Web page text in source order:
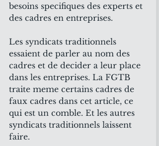
besoins specifiques des experts et
des cadres en entreprises.
Les syndicats traditionnels
essaient de parler au nom des
cadres et de decider a leur place
dans les entreprises. La FGTB
traite meme certains cadres de
faux cadres dans cet article, ce
qui est un comble. Et les autres
syndicats traditionnels laissent
faire.